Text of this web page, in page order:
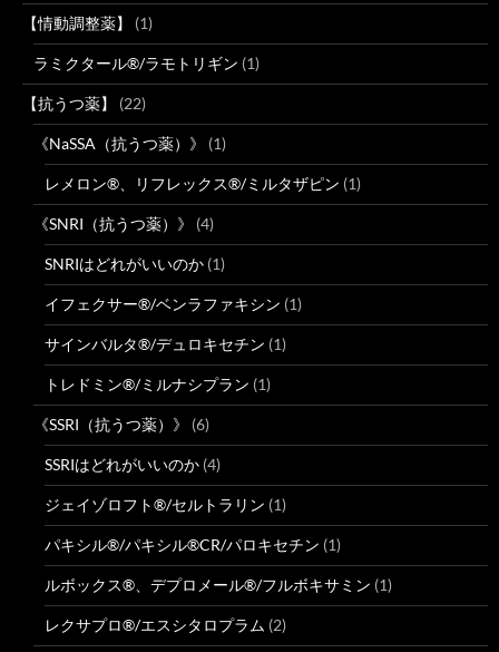
【情動調整薬】 (1)
ラミクタール®/ラモトリギン (1)
【抗うつ薬】 (22)
《NaSSA（抗うつ薬）》 (1)
レメロン®、リフレックス®/ミルタザピン (1)
《SNRI（抗うつ薬）》 (4)
SNRIはどれがいいのか (1)
イフェクサー®/ベンラファキシン (1)
サインバルタ®/デュロキセチン (1)
トレドミン®/ミルナシプラン (1)
《SSRI（抗うつ薬）》 (6)
SSRIはどれがいいのか (4)
ジェイゾロフト®/セルトラリン (1)
パキシル®/パキシル®CR/パロキセチン (1)
ルボックス®、デプロメール®/フルボキサミン (1)
レクサプロ®/エスシタロプラム (2)